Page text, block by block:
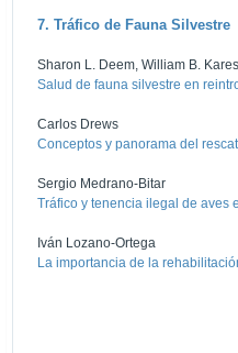
7. Tráfico de Fauna Silvestre
Sharon L. Deem, William B.
Salud de fauna silvestre en
Carlos Drews
Conceptos y panorama del
Sergio Medrano-Bitar
Tráfico y tenencia ilegal de aves
Iván Lozano-Ortega
La importancia de la